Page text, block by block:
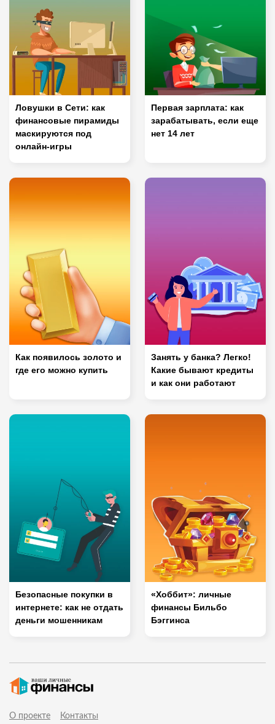
Ловушки в Сети: как
финансовые пирамиды
маскируются под
онлайн-игры
Первая зарплата: как
зарабатывать, если еще
нет 14 лет
Как появилось золото и
где его можно купить
Занять у банка? Легко!
Какие бывают кредиты
и как они работают
Безопасные покупки в
интернете: как не отдать
деньги мошенникам
«Хоббит»: личные
финансы Бильбо
Бэггинса
О проекте Контакты